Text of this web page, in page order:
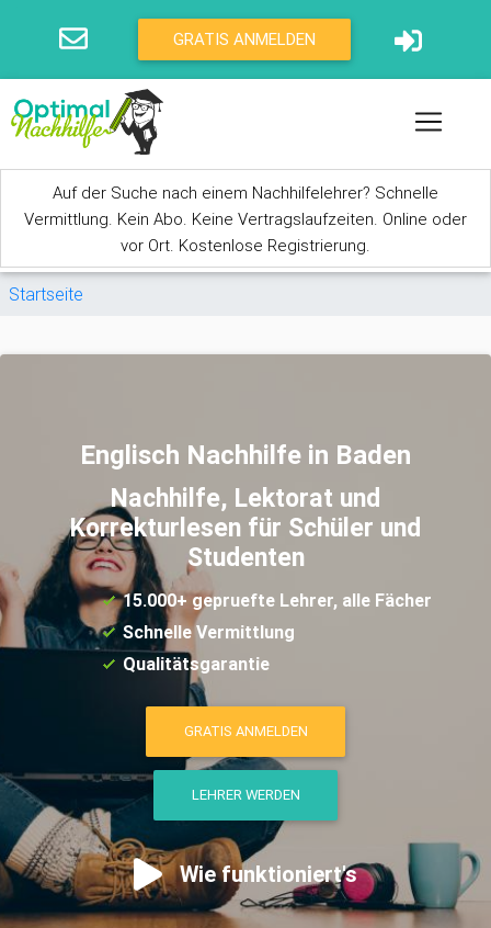
GRATIS ANMELDEN
Auf der Suche nach einem Nachhilfelehrer? Schnelle
Vermittlung. Kein Abo. Keine Vertragslaufzeiten. Online oder
vor Ort. Kostenlose Registrierung.
Sie sind hier
Startseite
Englisch Nachhilfe in Baden
Nachhilfe, Lektorat und
Korrekturlesen für Schüler und
Studenten
15.000+ gepruefte Lehrer, alle Fächer
Schnelle Vermittlung
Qualitätsgarantie
GRATIS ANMELDEN
LEHRER WERDEN
Wie funktioniert's